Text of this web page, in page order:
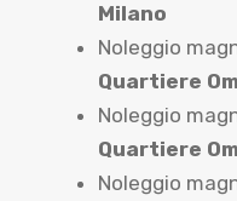
Milano
Noleggio
Quartiere
Noleggio
Quartiere
Noleggio